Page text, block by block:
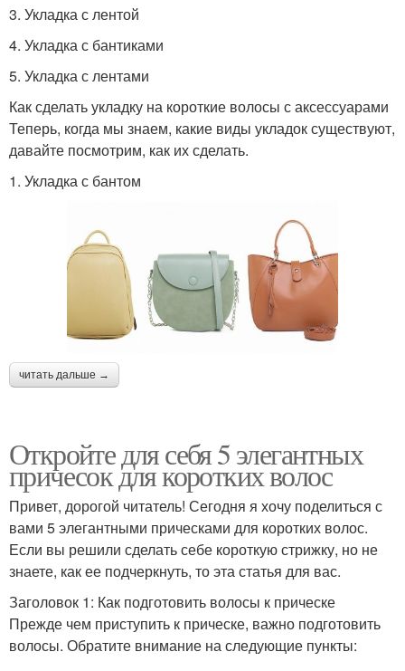
3. Укладка с лентой
4. Укладка с бантиками
5. Укладка с лентами
Как сделать укладку на короткие волосы с аксессуарами
Теперь, когда мы знаем, какие виды укладок существуют,
давайте посмотрим, как их сделать.
1. Укладка с бантом
читать дальше →
Откройте для себя 5 элегантных
причесок для коротких волос
Привет, дорогой читатель! Сегодня я хочу поделиться с
вами 5 элегантными прическами для коротких волос.
Если вы решили сделать себе короткую стрижку, но не
знаете, как ее подчеркнуть, то эта статья для вас.
Заголовок 1: Как подготовить волосы к прическе
Прежде чем приступить к прическе, важно подготовить
волосы. Обратите внимание на следующие пункты: